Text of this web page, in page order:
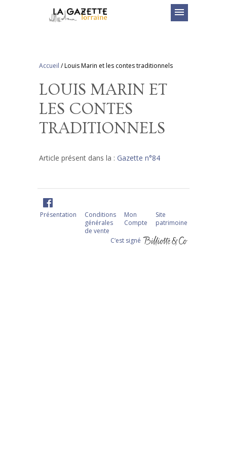
menu
Accueil /Louis Marin et les contes traditionnels
LOUIS MARIN ET
LES CONTES
TRADITIONNELS
Article présent dans la : Gazette n°84
Présentation
Conditions
générales
de vente
Mon
Compte
Site
patrimoine
C‘est signé